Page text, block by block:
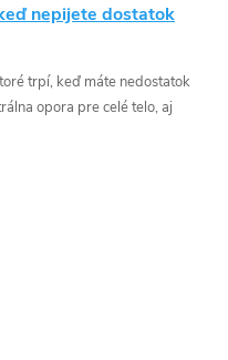
nepijete dostatok
trpí, keď máte nedostatok
opora pre celé telo, aj